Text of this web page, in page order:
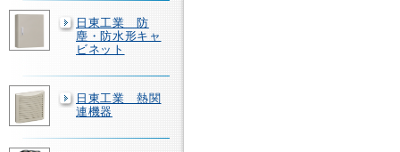
日東工業 防
塵・防水形キャ
ビネット
日東工業 熱関
連機器